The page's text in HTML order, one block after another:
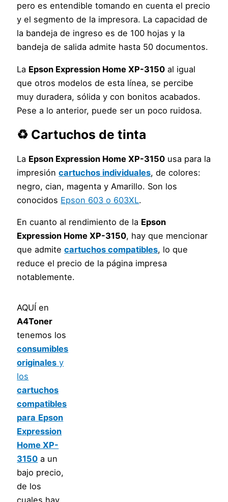
pero es entendible tomando en cuenta el precio
y el segmento de la impresora. La capacidad de
la bandeja de ingreso es de 100 hojas y la
bandeja de salida admite hasta 50 documentos.
La Epson Expression Home XP-3150 al igual
que otros modelos de esta línea, se percibe
muy duradera, sólida y con bonitos acabados.
Pese a lo anterior, puede ser un poco ruidosa.
♻️ Cartuchos de tinta
La Epson Expression Home XP-3150 usa para la
impresióncartuchos individuales, de colores:
negro, cian, magenta y Amarillo. Son los
conocidos Epson 603 o 603XL.
En cuanto al rendimiento de la Epson
Expression Home XP-3150, hay que mencionar
que admitecartuchos compatibles, lo que
reduce el precio de la página impresa
notablemente.
AQUÍ en
A4Toner
tenemos los
consumibles
originales y
los
cartuchos
compatibles
para Epson
Expression
Home XP-
3150 a un
bajo precio,
de los
cuales hay